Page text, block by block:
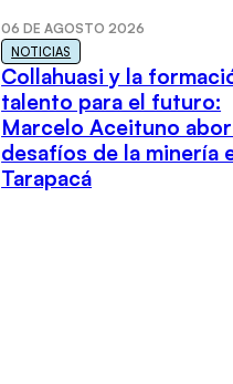
06 DE AGOSTO 2026
NOTICIAS
Collahuasi y la
talento para el futuro:
Marcelo Aceituno
desafíos de la minería
Tarapacá